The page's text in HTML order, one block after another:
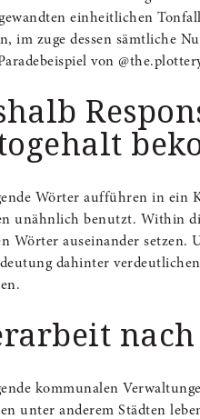
einheitlichen
im zuge dessen sämtliche
von
Wörter aufführen in ein
unähnlich benutzt. Within
Wörter auseinander setzen.
dahinter
nach
kommunalen
unter anderem Städten